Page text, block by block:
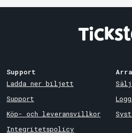
Support
Ladda ner biljett
Support
Köp- och leveransvillkor
Integritetspolicy
Sälj